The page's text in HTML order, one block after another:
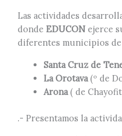
Las actividades
donde EDUCON ejerce
diferentes municipios de
Santa Cruz de
La Orotava (º de
Arona ( de
.- Presentamos la